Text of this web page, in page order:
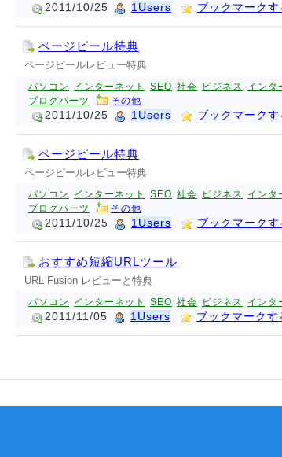
2011/10/25 1Users ブックマークす
ページピール特典
ページピールレビュー特典
パソコン インターネット SEO 社会 ビジネス インタ
ブログパーツ
その他
2011/10/25 1Users ブックマークす
ページピール特典
ページピールレビュー特典
パソコン インターネット SEO 社会 ビジネス インタ
ブログパーツ
その他
2011/10/25 1Users ブックマークす
おすすめ短縮URLツール
URL Fusion レビューと特典
パソコン インターネット SEO 社会 ビジネス インタ
2011/11/05 1Users ブックマークす